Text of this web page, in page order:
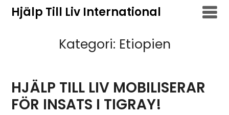
HoppaHjälp Till Liv International
Kategori: Etiopien
HJÄLP TILL LIV MOBILISERAR
FÖR INSATS I TIGRAY!